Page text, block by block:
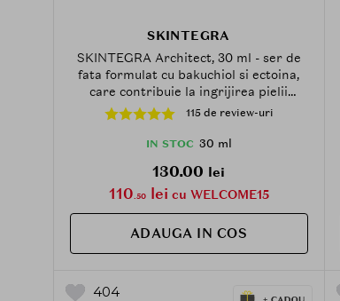
SKINTEGRA
SKINTEGRA Architect, 30 ml - ser de
fata formulat cu bakuchiol si ectoina,
care contribuie la ingrijirea pielii
predispuse la imperfectiuni si cu
leziuni UV vizibile (cum ar fi
hiperpigmentarile) si la mentinerea
115 de review-uri
IN STOC 30 ml
130.00 lei
110.50lei cu WELCOME15
ADAUGA IN COS
404